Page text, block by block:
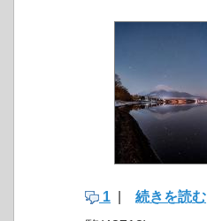
1 続きを読む